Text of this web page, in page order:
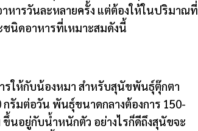
หารวันละหลายครั้ง แต่ต้องให้ในปริมาณที่
ชนิดอาหารที่เหมาะสมดังนี้
รให้กับน้องหมา สำหรับสุนัขพันธุ์ตุ๊กตา
รัมต่อวัน พันธุ์ขนาดกลางต้องการ 150-
นอยู่กับน้ำหนักตัว อย่างไรก็ดีถึงสุนัขจะ